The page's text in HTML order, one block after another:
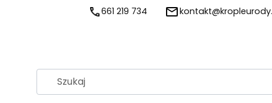
661 219 734